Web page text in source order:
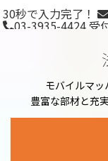
30秒で入力完了！
03-3935-4424 受
モバイルマッ
豊富な部材と充